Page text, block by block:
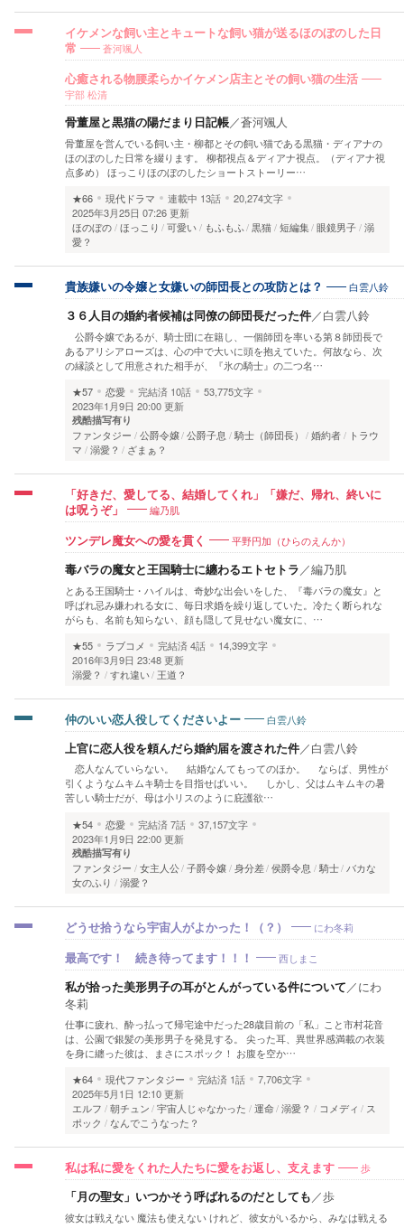
イケメンな飼い主とキュートな飼い猫が送るほのぼのした日
常
蒼河颯人
心癒される物腰柔らかイケメン店主とその飼い猫の生活
宇部 松清
骨董屋と黒猫の陽だまり日記帳／蒼河颯人
骨董屋を営んでいる飼い主・柳都とその飼い猫である黒猫・ディアナの
ほのぼのした日常を綴ります。 柳都視点＆ディアナ視点。（ディアナ視
点多め） ほっこりほのぼのしたショートストーリー…
★66
現代ドラマ 連載中 13話
20,274文字
2025年3月25日 07:26 更新
ほのぼの ほっこり 可愛い もふもふ 黒猫 短編集 眼鏡男子 溺
愛？
貴族嫌いの令嬢と女嫌いの師団長との攻防とは？ 白雲八鈴
３６人目の婚約者候補は同僚の師団長だった件／白雲八鈴
公爵令嬢であるが、騎士団に在籍し、一個師団を率いる第８師団長で
あるアリシアローズは、心の中で大いに頭を抱えていた。何故なら、次
の縁談として用意された相手が、『氷の騎士』の二つ名…
★57
恋愛 完結済 10話
53,775文字
2023年1月9日 20:00 更新
残酷描写有り
ファンタジー 公爵令嬢 公爵子息 騎士（師団長） 婚約者
トラウ
マ
溺愛？ ざまぁ？
「好きだ、愛してる、結婚してくれ」「嫌だ、帰れ、終いに
は呪うぞ」
編乃肌
ツンデレ魔女への愛を貫く 平野円加（ひらのえんか）
毒バラの魔女と王国騎士に纏わるエトセトラ／編乃肌
とある王国騎士・ハイルは、奇妙な出会いをした、『毒バラの魔女』と
呼ばれ忌み嫌われる女に、毎日求婚を繰り返していた。冷たく断られな
がらも、名前も知らない、顔も隠して見せない魔女に、…
★55
ラブコメ 完結済4話
14,399文字
2016年3月9日 23:48 更新
溺愛？
すれ違い 王道？
仲のいい恋人役してくださいよー 白雲八鈴
上官に恋人役を頼んだら婚約届を渡された件／白雲八鈴
恋人なんていらない。 結婚なんてもってのほか。 ならば、男性が
引くようなムキムキ騎士を目指せばいい。 しかし、父はムキムキの暑
苦しい騎士だが、母は小リスのように庇護欲…
★54
恋愛 完結済7話
37,157文字
2023年1月9日 22:00 更新
残酷描写有り
ファンタジー 女主人公 子爵令嬢 身分差 侯爵令息 騎士 バカな
女のふり
溺愛？
どうせ拾うなら宇宙人がよかった！（？） にわ冬莉
最高です！ 続き待ってます！！！ 西しまこ
私が拾った美形男子の耳がとんがっている件について ／にわ
冬莉
仕事に疲れ、酔っ払って帰宅途中だった28歳目前の「私」こと市村花音
は、公園で銀髪の美形男子を発見する。 尖った耳、異世界感満載の衣装
を身に纏った彼は、まさにスポック！ お腹を空か…
★64
現代ファンタジー 完結済 1話
7,706文字
2025年5月1日 12:10 更新
エルフ
朝チュン 宇宙人じゃなかった 運命 溺愛？ コメディ
ス
ポック
なんでこうなった？
私は私に愛をくれた人たちに愛をお返し、支えます 歩
「月の聖女」いつかそう呼ばれるのだとしても／歩
彼女は戦えない 魔法も使えない けれど、彼女がいるから、みなは戦える